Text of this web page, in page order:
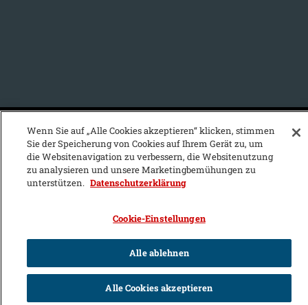
KFZ-Stichwortvereichnis:
A B C D E F G H I
J
K
L M N O P
Wenn Sie auf „Alle Cookies akzeptieren“ klicken, stimmen
Sie der Speicherung von Cookies auf Ihrem Gerät zu, um
die Websitenavigation zu verbessern, die Websitenutzung
zu analysieren und unsere Marketingbemühungen zu
unterstützen. Datenschutzerklärung
Cookie-Einstellungen
Alle ablehnen
Alle Cookies akzeptieren